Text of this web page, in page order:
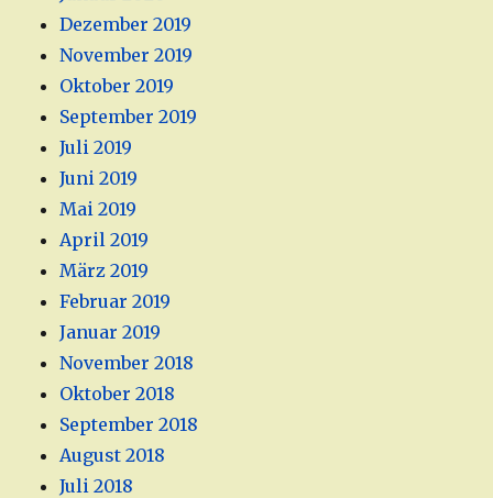
Dezember 2019
November 2019
Oktober 2019
September 2019
Juli 2019
Juni 2019
Mai 2019
April 2019
März 2019
Februar 2019
Januar 2019
November 2018
Oktober 2018
September 2018
August 2018
Juli 2018